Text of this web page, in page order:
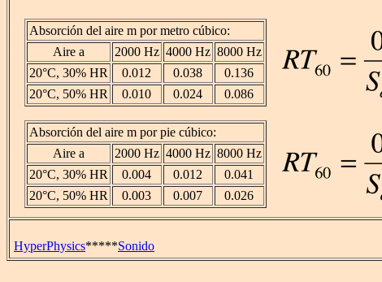
Absorción del aire m por metro cúbico:
Aire a
2000 Hz 4000 Hz 8000 Hz
20°C, 30% HR
0.012 0.038
0.136
20°C, 50% HR
0.010 0.024 0.086
Absorción del aire m por pie cúbico:
Aire a
2000 Hz 4000 Hz 8000 Hz
20°C, 30% HR
0.004 0.012
0.041
20°C, 50% HR
0.003 0.007 0.026
HyperPhysics*****Sonido